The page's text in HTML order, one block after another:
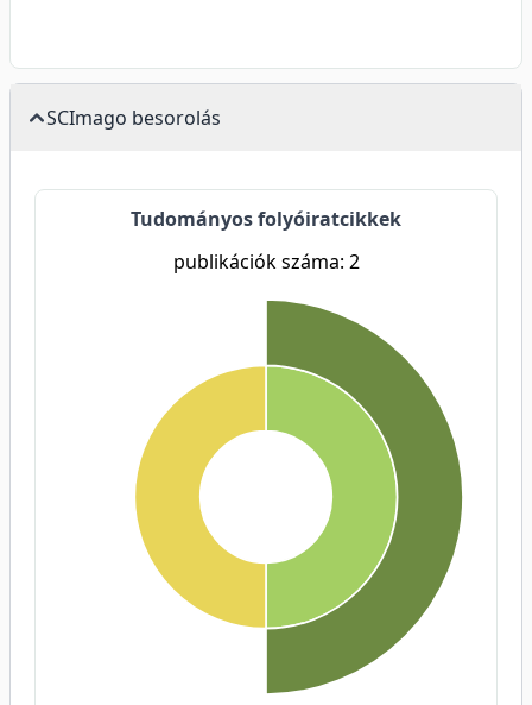
SCImago besorolás
Tudományos folyóiratcikkek
publikációk száma: 2